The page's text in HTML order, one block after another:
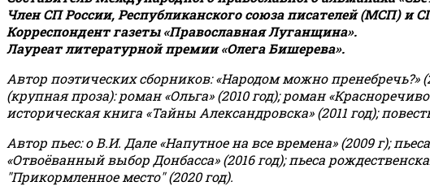
Член СП России, Республиканского союза писателей (МСП) и
Корреспондент газеты «Православная Луганщина».
Лауреат литературной премии «Олега Бишерева».
Автор поэтических сборников: «Народом можно пренебречь?»
(крупная проза): роман «Ольга» (2010 год); роман
историческая книга «Тайны Александровска» (2011 год);
Автор пьес: о В.И. Дале «Напутное на все времена» (2009 г);
«Отвоёванный выбор Донбасса» (2016 год); пьеса
"Прикормленное место" (2020 год).